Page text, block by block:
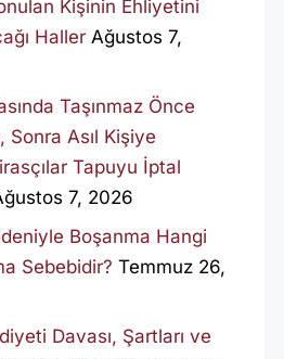
Kişinin Ehliyetini
Haller Ağustos 7,
Taşınmaz Önce
Asıl Kişiye
Tapuyu İptal
7, 2026
Boşanma Hangi
Sebebidir? Temmuz 26,
Davası, Şartları ve